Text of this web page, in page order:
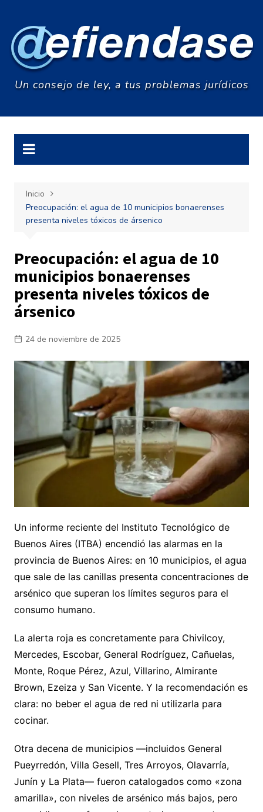
contenido
Un consejo de ley, a tus problemas jurídicos
Inicio
Preocupación: el agua de 10 municipios bonaerenses
presenta niveles tóxicos de ársenico
Preocupación: el agua de 10
municipios bonaerenses
presenta niveles tóxicos de
ársenico
24 de noviembre de 2025
Un informe reciente del Instituto Tecnológico de
Buenos Aires (ITBA) encendió las alarmas en la
provincia de Buenos Aires: en 10 municipios, el agua
que sale de las canillas presenta concentraciones de
arsénico que superan los límites seguros para el
consumo humano.
La alerta roja es concretamente para Chivilcoy,
Mercedes, Escobar, General Rodríguez, Cañuelas,
Monte, Roque Pérez, Azul, Villarino, Almirante
Brown, Ezeiza y San Vicente. Y la recomendación es
clara: no beber el agua de red ni utilizarla para
cocinar.
Otra decena de municipios —incluidos General
Pueyrredón, Villa Gesell, Tres Arroyos, Olavarría,
Junín y La Plata— fueron catalogados como «zona
amarilla», con niveles de arsénico más bajos, pero